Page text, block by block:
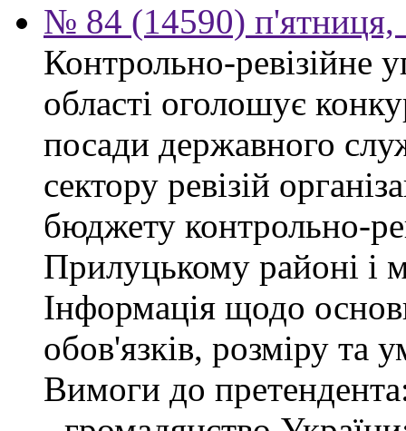
№ 84 (14590) п'ятниця,
Контрольно-ревізійне
області оголошує
посади державного
сектору ревізій
бюджету контрольно-
Прилуцькому районі і
Інформація щодо
обов'язків, розміру та
Вимоги до